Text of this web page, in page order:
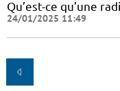
Qu’est-ce qu’une
24/01/2025 11:49